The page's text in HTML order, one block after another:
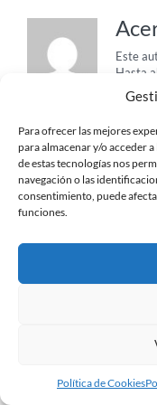
Para ofrecer las mejores
para almacenar y/o acceder
de estas tecnologías nos
navegación o las
consentimiento, puede
funciones.
Política de Cookies
Este
Hasta
blog.
|